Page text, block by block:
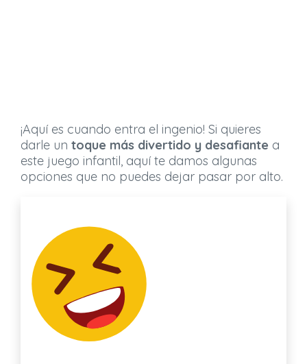
¡Aquí es cuando entra el ingenio! Si quieres
darle un toque más divertido y desafiante a
este juego infantil, aquí te damos algunas
opciones que no puedes dejar pasar por alto.